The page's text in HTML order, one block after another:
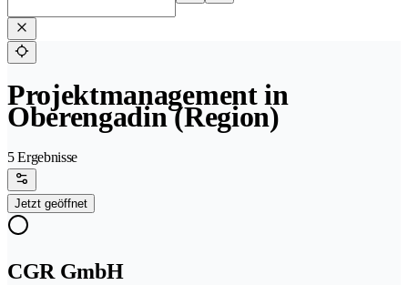
Projektmanagement in
Oberengadin (Region)
5 Ergebnisse
Jetzt geöffnet
CGR GmbH